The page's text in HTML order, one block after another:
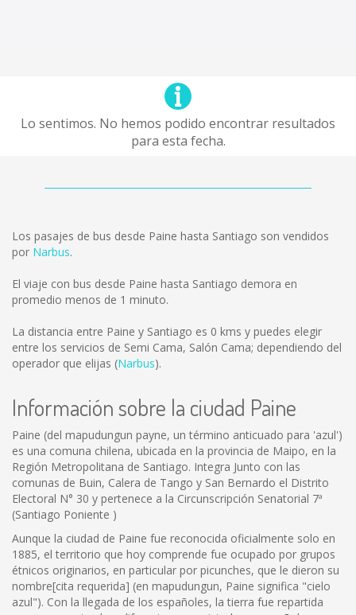
Lo sentimos. No hemos podido encontrar resultados
para esta fecha.
Los pasajes de bus desde Paine hasta Santiago son vendidos
por Narbus.
El viaje con bus desde Paine hasta Santiago demora en
promedio menos de 1 minuto.
La distancia entre Paine y Santiago es 0 kms y puedes elegir
entre los servicios de Semi Cama, Salón Cama; dependiendo del
operador que elijas (Narbus).
Información sobre la ciudad Paine
Paine (del mapudungun payne, un término anticuado para 'azul')
es una comuna chilena, ubicada en la provincia de Maipo, en la
Región Metropolitana de Santiago. Integra Junto con las
comunas de Buin, Calera de Tango y San Bernardo el Distrito
Electoral N° 30 y pertenece a la Circunscripción Senatorial 7ª
(Santiago Poniente )
Aunque la ciudad de Paine fue reconocida oficialmente solo en
1885, el territorio que hoy comprende fue ocupado por grupos
étnicos originarios, en particular por picunches, que le dieron su
nombre[cita requerida] (en mapudungun, Paine significa "cielo
azul"). Con la llegada de los españoles, la tierra fue repartida